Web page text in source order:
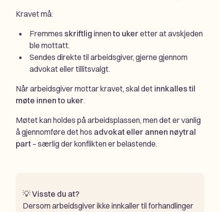
Kravet må:
Fremmes skriftlig innento uker etter at avskjeden
ble mottatt.
Sendes direkte til arbeidsgiver, gjerne gjennom
advokat eller tillitsvalgt.
Når arbeidsgiver mottar kravet, skal det innkalles til
møte innen to uker.
Møtet kan holdes på arbeidsplassen, men det er vanlig
å gjennomføre det hos advokat eller annen nøytral
part – særlig der konflikten er belastende.
💡Visste du at?
Dersom arbeidsgiver ikke innkaller til forhandlinger